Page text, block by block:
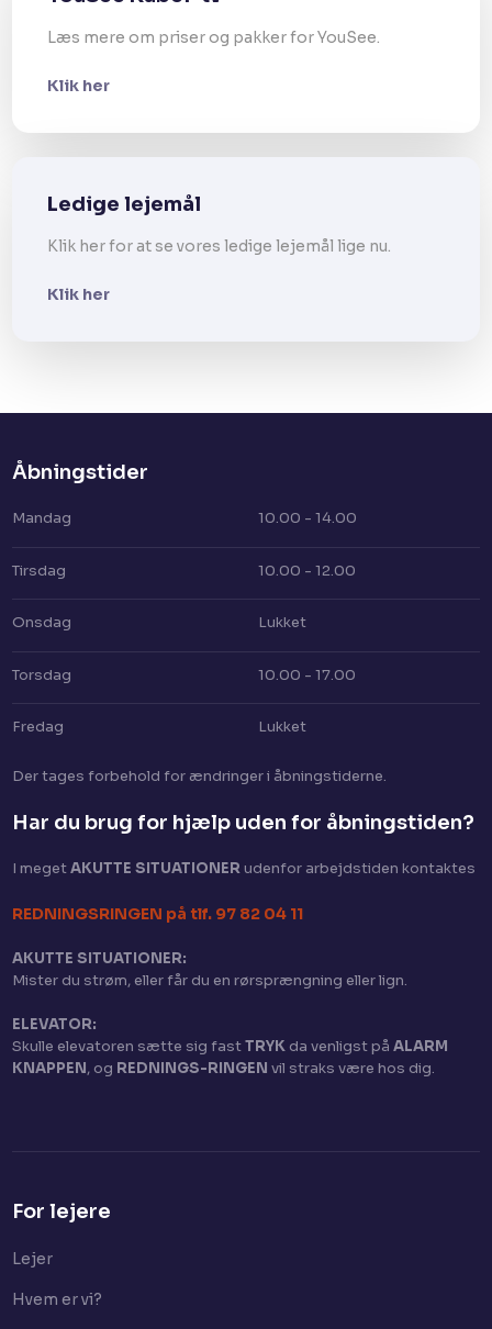
Læs mere om priser og pakker for YouSee.
Klik her
Ledige lejemål
Klik her for at se vores ledige lejemål lige nu.
Klik her
Åbningstider​
Mandag 10.00 - 14.00
Tirsdag 10.00 - 12.00
Onsdag Lukket
Torsdag 10.00 - 17.00
Fredag Lukket
Der tages for​behold for ændringer i åbningstiderne.
Har du brug for hjælp uden for åbningstiden?​
I megetAKUTTE SITUATIONER​ udenfor arbejdstiden kontaktes
​REDNINGSRINGEN på tlf. 97 82 04 11
AKUTTE SITUATIONER:
Mister du strøm, eller får du en rørsprængning eller lign.
ELEVATOR:
Skulle elevatoren sætte sig fastTRYKda venligst på ALARM
KNAPPEN, og REDNINGS-RINGEN vil straks være hos dig.​
For lejere
Lejer​
Hvem er vi?